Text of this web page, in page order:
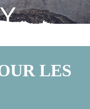
LES